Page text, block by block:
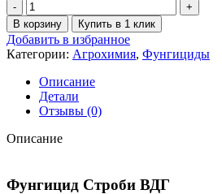
В корзину Купить в 1 клик
Добавить в избранное
Категории: Агрохимия, Фунгициды
Описание
Детали
Отзывы (0)
Описание
Фунгицид Строби ВДГ